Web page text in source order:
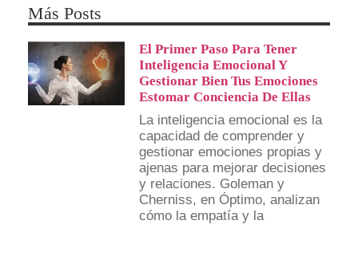
Más Posts
El Primer Paso Para Tener
Inteligencia Emocional Y
Gestionar Bien Tus Emociones
Estomar Conciencia De Ellas
La inteligencia emocional es la
capacidad de comprender y
gestionar emociones propias y
ajenas para mejorar decisiones
y relaciones. Goleman y
Cherniss, en Óptimo, analizan
cómo la empatía y la